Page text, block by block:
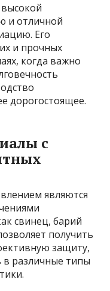
и отличной
Его
и прочных
когда важно
дорогостоящее.
с
являются
свинец, барий
получить
защиту,
в различные типы